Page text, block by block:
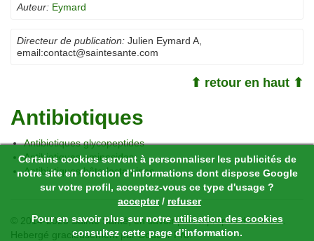
Certains cookies servent à personnaliser les publicités de
notre site en fonction d’informations dont dispose Google
sur votre profil, acceptez-vous ce type d'usage ?
accepter/ refuser
Pour en savoir plus sur notreutilisation des cookies
consultez cette page d’information.
Auteur: Eymard
Directeur de publication: Julien Eymard A
email:contact@saintesante.com
⬆ retour en haut ⬆
Antibiotiques
Antibiotiques glycopeptides
Antibiotiques aminosides
Antibiotiques bêta-lactamines
© 2014-2026 Sainte Santé,en savoir plus à propos de ce site
Hebergé gracieusement parCodeur Pro.